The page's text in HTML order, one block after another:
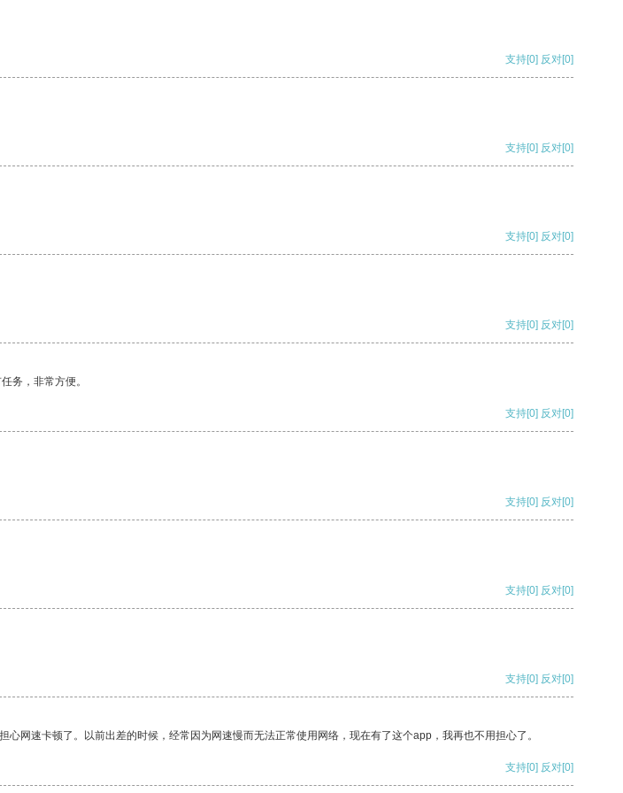
支持[0] 反对[0]
支持[0] 反对[0]
支持[0] 反对[0]
支持[0] 反对[0]
务，非常方便。
支持[0] 反对[0]
支持[0] 反对[0]
支持[0] 反对[0]
支持[0] 反对[0]
网速卡顿了。以前出差的时候，经常因为网速慢而无法正常使用网络，现在有了这个app，我再也不用担心了。
支持[0] 反对[0]